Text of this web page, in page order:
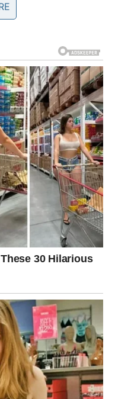
– počinje da se
uzalud. Sve što je
svakoga u srce. A kad
mogao je osećati
i zahvalnosti
o budućnosti
koja ne igra igre, već
si tražio ono što
veruje u